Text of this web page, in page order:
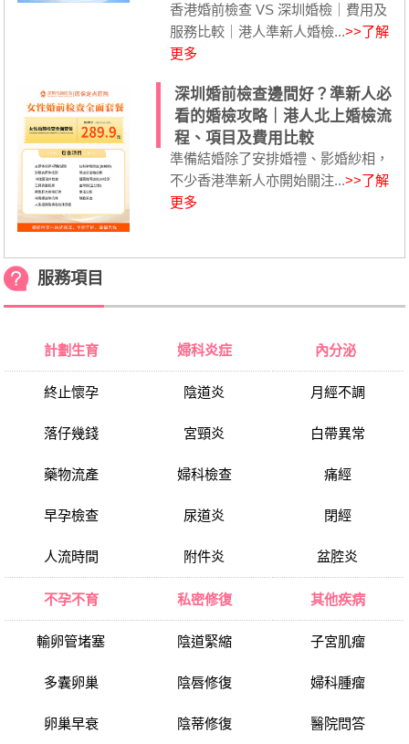
香港婚前檢查 VS 深圳婚檢｜費用及
服務比較｜港人準新人婚檢...>>了解
更多
深圳婚前檢查邊間好？準新人必
看的婚檢攻略｜港人北上婚檢流
程、項目及費用比較
準備結婚除了安排婚禮、影婚紗相，
不少香港準新人亦開始關注...>>了解
更多
服務項目
計劃生育
終止懷孕
落仔幾錢
藥物流產
早孕檢查
人流時間
婦科炎症
陰道炎
宮頸炎
婦科檢查
尿道炎
附件炎
內分泌
月經不調
白帶異常
痛經
閉經
盆腔炎
不孕不育
輸卵管堵塞
多囊卵巢
卵巢早衰
私密修復
陰道緊縮
陰唇修復
陰蒂修復
其他疾病
子宮肌瘤
婦科腫瘤
醫院問答